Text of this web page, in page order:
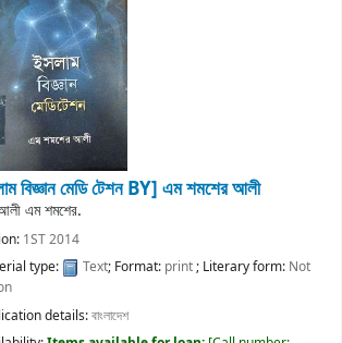
বিজ্ঞান মেডি টেশনBY] এম শমশের আলী
এম শমশের.
1ST 2014
type:
Text; Format: print; Literary form: Not
details:বাংলাদেশ